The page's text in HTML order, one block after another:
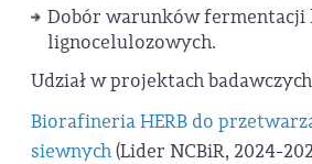
Dobór warunków
lignocelulozowych.
Udział w projektach
Biorafineria HERB do
siewnych(Lider NCBiR, 2024-